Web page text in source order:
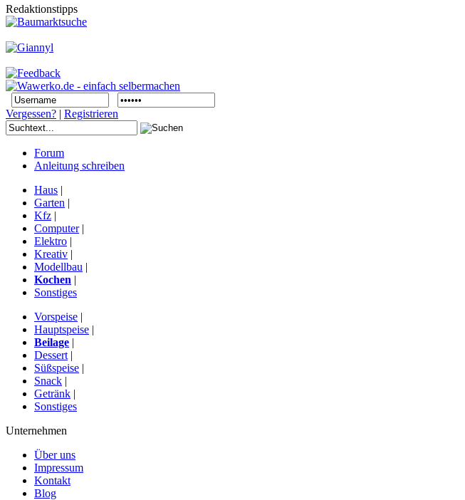
Redaktionstipps
Vergessen? | Registrieren
Forum
Anleitung schreiben
Haus |
Garten |
Kfz |
Computer|
Elektro |
Kreativ |
Modellbau |
Kochen |
Sonstiges
Vorspeise |
Hauptspeise |
Beilage |
Dessert |
Süßspeise |
Snack |
Getränk |
Sonstiges
Unternehmen
Über uns
Impressum
Kontakt
Blog